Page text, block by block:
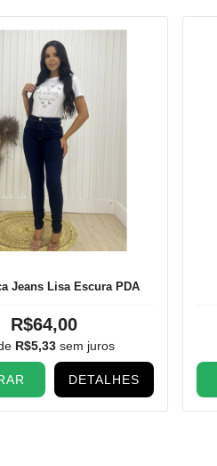
Jeans Lisa Escura PDA
R$64,00
R$5,33 sem juros
DETALHES